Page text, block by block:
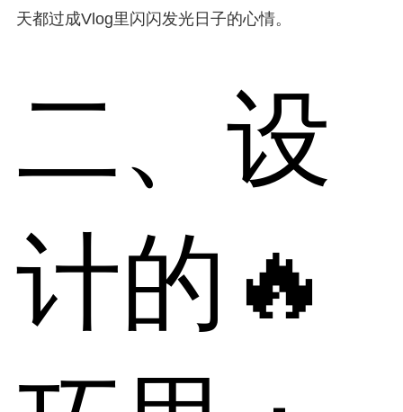
天都过成Vlog里闪闪发光日子的心情。
二、设
计的🔥